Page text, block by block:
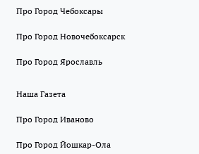
Про Город Чебоксары
Про Город Новочебоксарск
Про Город Ярославль
Наша Газета
Про Город Иваново
Про Город Йошкар-Ола